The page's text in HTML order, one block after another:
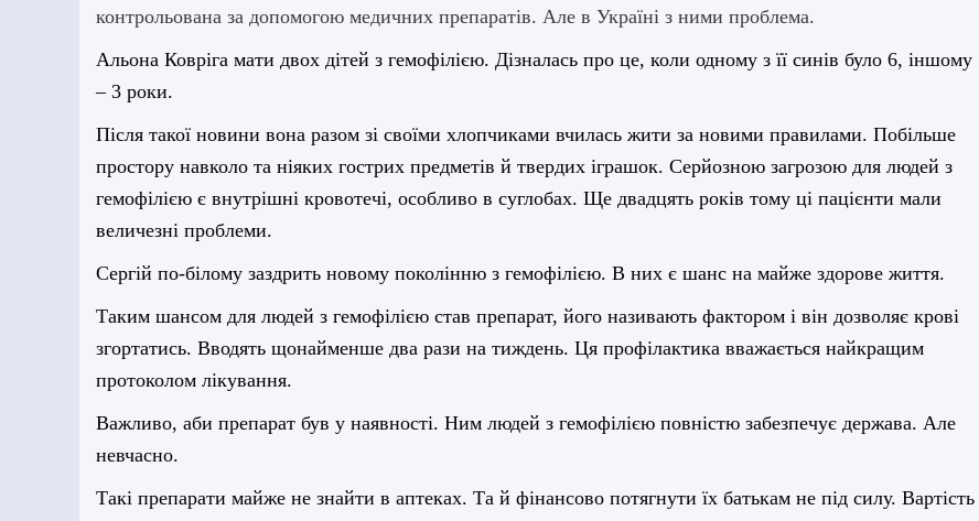
контрольована за допомогою медичних препаратів. Але в Україні з ними проблема.
Альона Ковріга мати двох дітей з гемофілією. Дізналась про це, коли одному з її синів було 6, іншому
– 3 роки.
Після такої новини вона разом зі своїми хлопчиками вчилась жити за новими правилами. Побільше
простору навколо та ніяких гострих предметів й твердих іграшок. Серйозною загрозою для людей з
гемофілією є внутрішні кровотечі, особливо в суглобах. Ще двадцять років тому ці пацієнти мали
величезні проблеми.
Сергій по-білому заздрить новому поколінню з гемофілією. В них є шанс на майже здорове життя.
Таким шансом для людей з гемофілією став препарат, його називають фактором і він дозволяє крові
згортатись. Вводять щонайменше два рази на тиждень. Ця профілактика вважається найкращим
протоколом лікування.
Важливо, аби препарат був у наявності. Ним людей з гемофілією повністю забезпечує держава. Але
невчасно.
Такі препарати майже не знайти в аптеках. Та й фінансово потягнути їх батькам не під силу. Вартість